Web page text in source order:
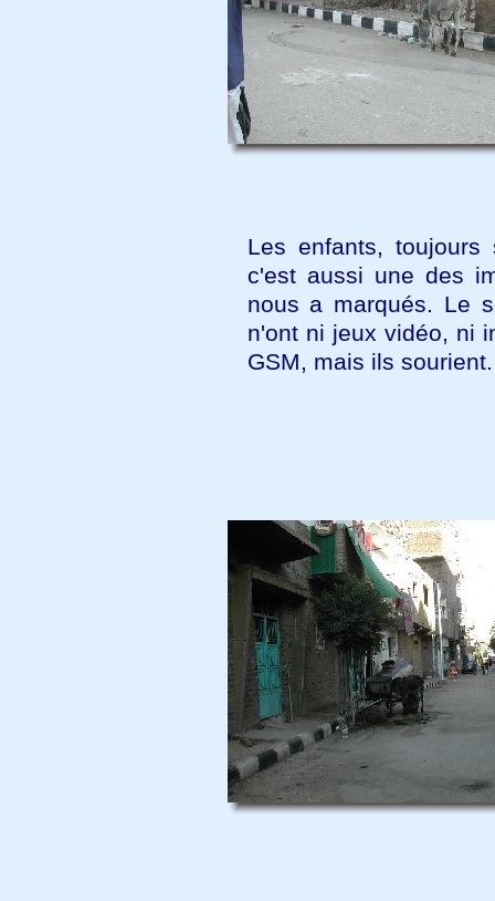
Les enfants, toujours
c'est aussi une des
nous a marqués. Le
n'ont ni jeux vidéo, ni
GSM, mais ils sourient.